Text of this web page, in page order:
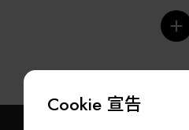
Cookie 宣告